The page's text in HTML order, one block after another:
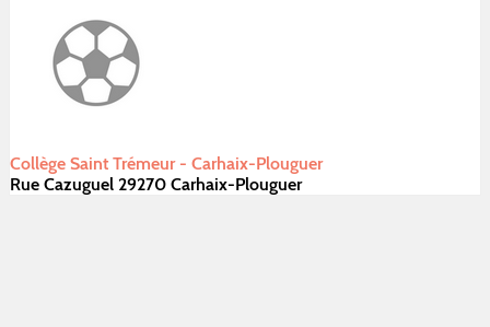
Collège Saint Trémeur - Carhaix-Plouguer
Rue Cazuguel 29270 Carhaix-Plouguer